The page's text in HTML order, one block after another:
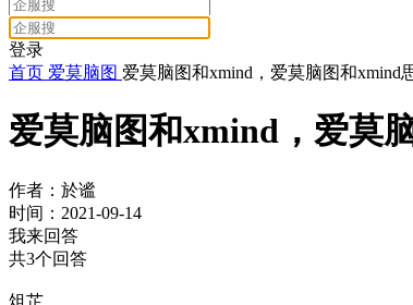
登录
首页 爱莫脑图 爱莫脑图和xmind，爱莫脑图和xmind
爱莫脑图和xmind，爱莫
作者：於谧
时间：2021-09-14
我来回答
共3个回答
俎芷